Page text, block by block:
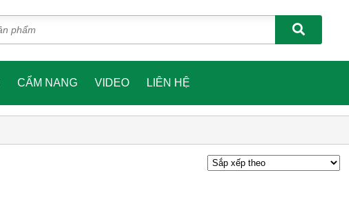
CẨM NANG VIDEO LIÊN HỆ